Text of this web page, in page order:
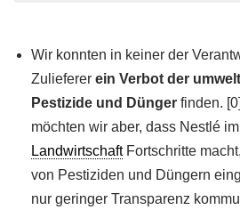
Wir konnten in keiner der
Zulieferer ein Verbot der
Pestizide und Dünger finden.
möchten wir aber, dass Nestlé
LandwirtschaftFortschritte
von Pestiziden und Düngern
nur geringer Transparenz